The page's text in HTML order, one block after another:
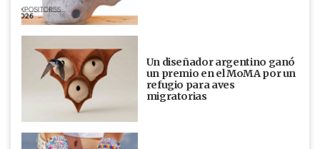
Un diseñador argentino ganó
un premio en el MoMA por un
refugio para aves
migratorias